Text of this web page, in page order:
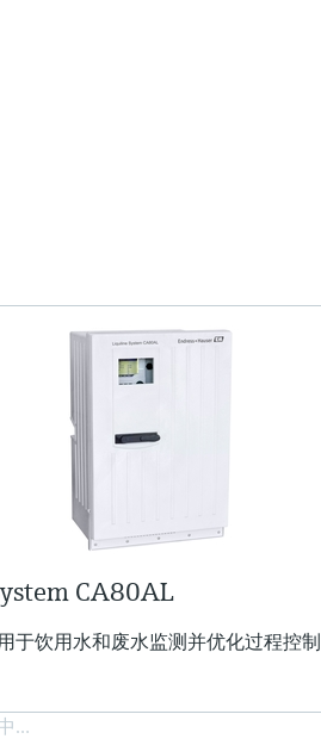
CA80AL
于饮用水和废水监测并优化过程控制
…